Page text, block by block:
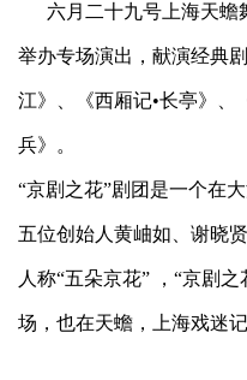
六月二十九号上海天蟾
举办专场演出，献演经典
江》、《西厢记•长亭》、
兵》。
“京剧之花”剧团是一个在
五位创始人黄岫如、谢晓
人称“五朵京花” ，“京剧
场，也在天蟾，上海戏迷记